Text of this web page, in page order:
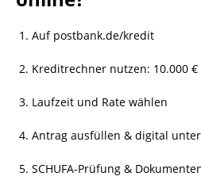
Auf postbank.de/kredit
Kreditrechner nutzen: 10.000
Laufzeit und Rate wählen
Antrag ausfüllen & digital
SCHUFA-Prüfung &